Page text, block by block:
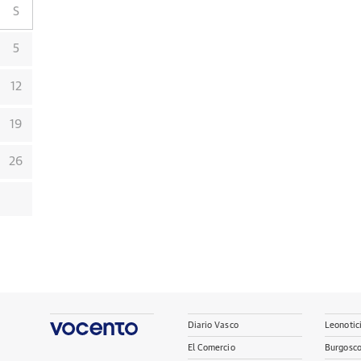
S
5
12
19
26
Diario Vasco
El Comercio